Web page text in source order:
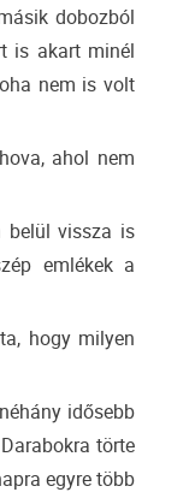
dobozból
is akart minél
nem is volt
ahol nem
belül vissza is
emlékek a
hogy milyen
idősebb
törte
egyre több